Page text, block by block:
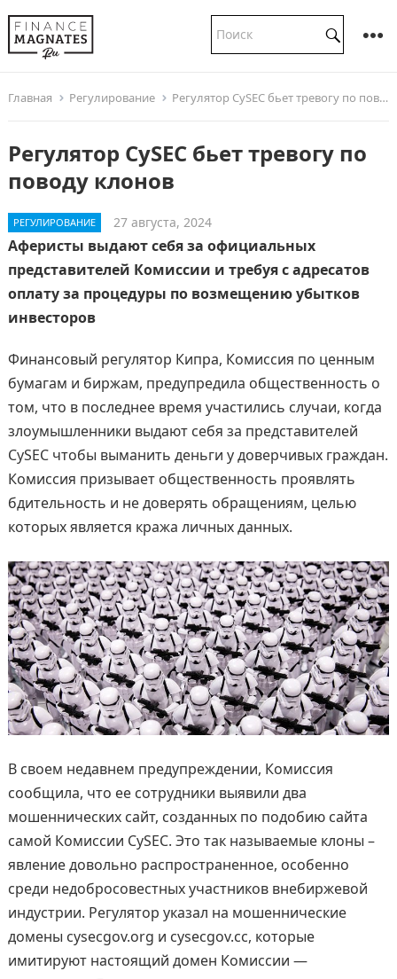
Главная Регулирование Регулятор CySEC бьет тревогу по поводу клонов
Регулятор CySEC бьет тревогу по
поводу клонов
РЕГУЛИРОВАНИЕ 27 августа, 2024
Аферисты выдают себя за официальных
представителей Комиссии и требуя с адресатов
оплату за процедуры по возмещению убытков
инвесторов
Финансовый регулятор Кипра, Комиссия по ценным
бумагам и биржам, предупредила общественность о
том, что в последнее время участились случаи, когда
злоумышленники выдают себя за представителей
CySEC чтобы выманить деньги у доверчивых граждан.
Комиссия призывает общественность проявлять
бдительность и не доверять обращениям, целью
которых является кража личных данных.
В своем недавнем предупреждении, Комиссия
сообщила, что ее сотрудники выявили два
мошеннических сайт, созданных по подобию сайта
самой Комиссии CySEC. Это так называемые клоны –
явление довольно распространенное, особенно
среди недобросовестных участников внебиржевой
индустрии. Регулятор указал на мошеннические
домены cysecgov.org и cysecgov.cc, которые
имитируют настоящий домен Комиссии —